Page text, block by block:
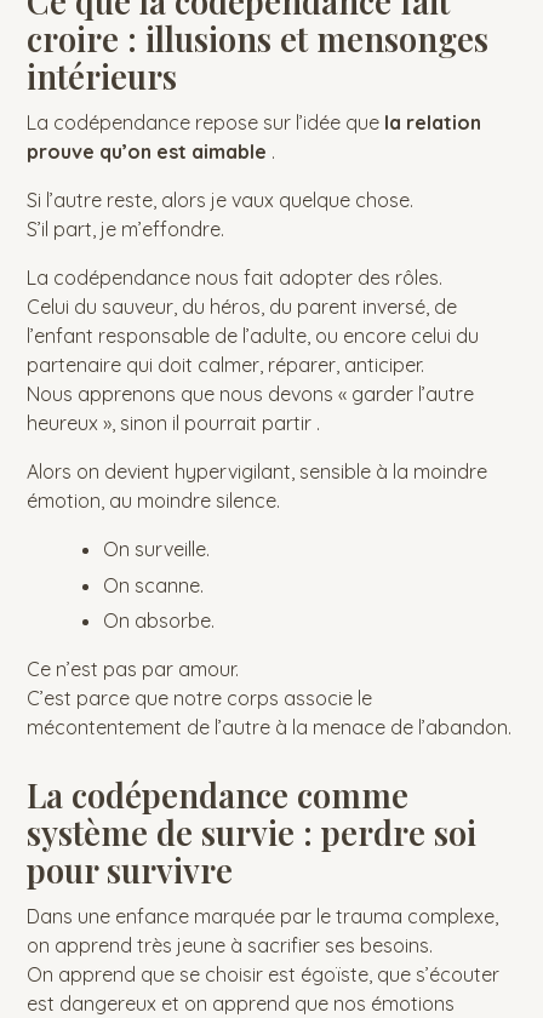
croire : illusions et mensonges
intérieurs
La codépendance repose sur l’idée que la relation
prouve qu’on est aimable .
Si l’autre reste, alors je vaux quelque chose.
S’il part, je m’effondre.
La codépendance nous fait adopter des rôles.
Celui du sauveur, du héros, du parent inversé, de
l’enfant responsable de l’adulte, ou encore celui du
partenaire qui doit calmer, réparer, anticiper.
Nous apprenons que nous devons « garder l’autre
heureux », sinon il pourrait partir .
Alors on devient hypervigilant, sensible à la moindre
émotion, au moindre silence.
On surveille.
On scanne.
On absorbe.
Ce n’est pas par amour.
C’est parce que notre corps associe le
mécontentement de l’autre à la menace de l’abandon.
La codépendance comme
système de survie : perdre soi
pour survivre
Dans une enfance marquée par le trauma complexe,
on apprend très jeune à sacrifier ses besoins.
On apprend que se choisir est égoïste, que s’écouter
est dangereux et on apprend que nos émotions